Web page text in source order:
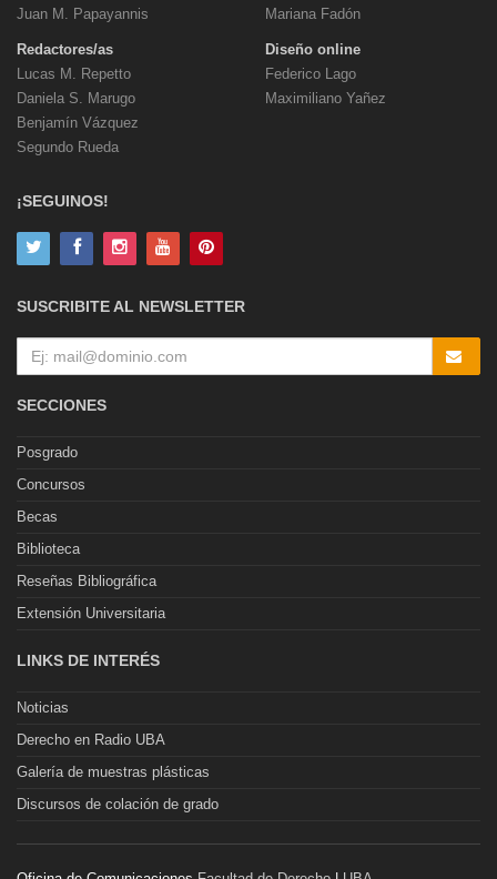
Juan M. Papayannis
Redactores/as
Lucas M. Repetto
Daniela S. Marugo
Benjamín Vázquez
Segundo Rueda
Mariana Fadón
Diseño online
Federico Lago
Maximiliano Yañez
¡SEGUINOS!
SUSCRIBITE AL NEWSLETTER
SECCIONES
Posgrado
Concursos
Becas
Biblioteca
Reseñas Bibliográfica
Extensión Universitaria
LINKS DE INTERÉS
Noticias
Derecho en Radio UBA
Galería de muestras plásticas
Discursos de colación de grado